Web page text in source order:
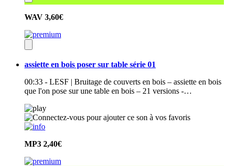
WAV 3,60€
assiette en bois poser sur table série 01
00:33 - LESF | Bruitage de couverts en bois – assiette en bois
que l'on pose sur une table en bois – 21 versions -…
MP3 2,40€